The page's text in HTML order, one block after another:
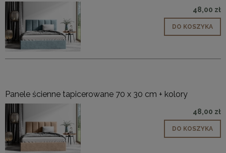
48,00 zł
DO KOSZYKA
Panele ścienne tapicerowane 70 x 30 cm + kolory
48,00 zł
DO KOSZYKA